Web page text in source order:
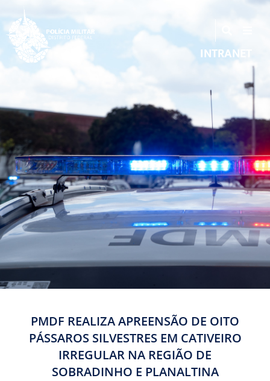
INTRANET
PMDF REALIZA APREENSÃO DE OITO
PÁSSAROS SILVESTRES EM CATIVEIRO
IRREGULAR NA REGIÃO DE
SOBRADINHO E PLANALTINA